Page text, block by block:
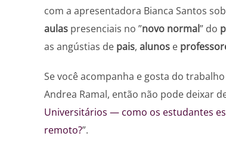
com a apresentadora Bianca Santos
aulaspresenciais no ”novo normal” do
as angústias de pais, alunose
Se você acompanha e gosta do
Andrea Ramal, então não pode deixar
Universitários — como os estudantes
remoto?”.